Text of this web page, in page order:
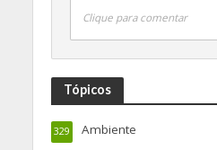
Clique para comentar
Tópicos
Ambiente
329